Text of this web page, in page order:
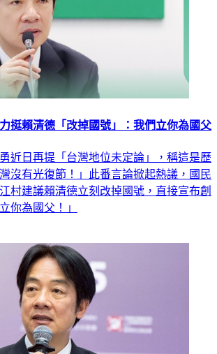
挺賴清德「改掉國號」：我們立你為國父
近日再提「台灣地位未定論」，稱這是歷
沒有光復節！」此番言論掀起熱議，國民
村建議賴清德立刻改掉國號，直接宣布創
你為國父！」